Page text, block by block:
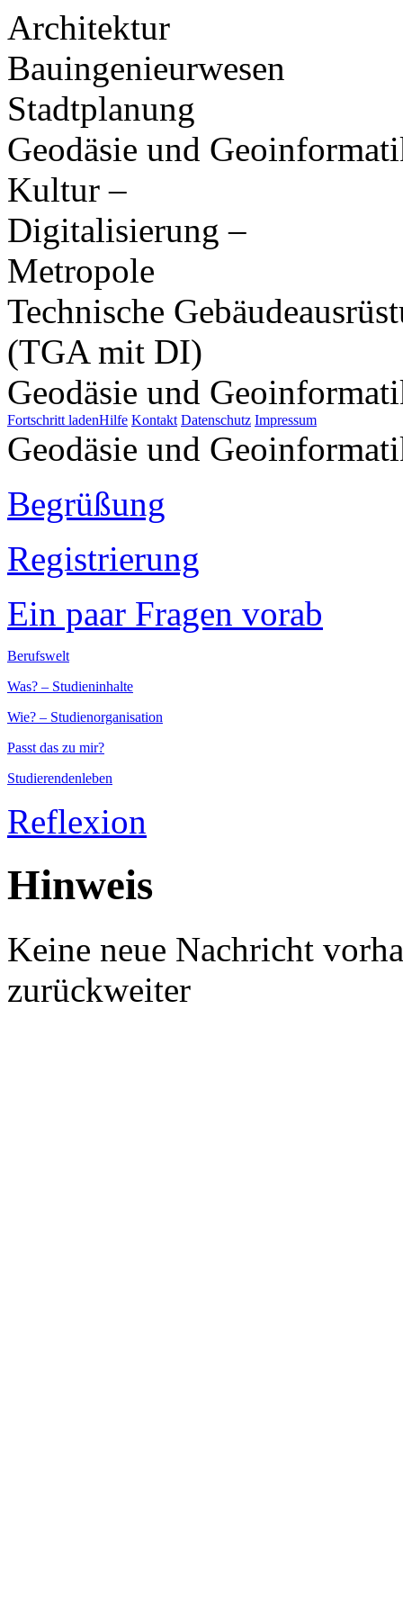
Architektur
Bauingenieurwesen
Stadtplanung
Geodäsie und
Kultur –
Digitalisierung –
Metropole
Technische
(TGA mit DI)
Geodäsie und
Fortschritt ladenHilfe Kontakt Datenschutz Impressum
Geodäsie und
Begrüßung
Registrierung
Ein paar Fragen vorab
Berufswelt
Was? – Studieninhalte
Wie? – Studienorganisation
Passt das zu mir?
Studierendenleben
Reflexion
Hinweis
Keine neue Nachricht
zurückweiter